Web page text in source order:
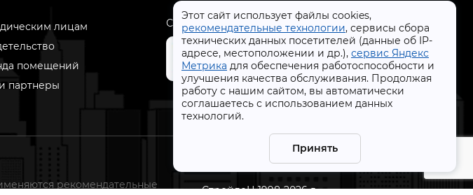
Этот сайт использует файлы cookies,
рекомендательные технологии, сервисы сбора
технических данных посетителей (данные об IP-
адресе, местоположении и др.), сервис Яндекс
Метрика для обеспечения работоспособности и
улучшения качества обслуживания. Продолжая
работу с нашим сайтом, вы автоматически
соглашаетесь с использованием данных
технологий.
Принять
лицам
помещений
партнеры
Скачать приложение
+7 (4832) 31-77-77
рекомендательные
СтройлоН 1998-2026 г.